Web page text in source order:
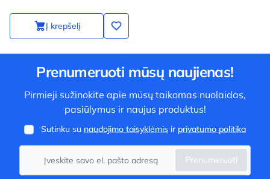
Į krepšelį
Prenumeruoti mūsų naujienas!
Pirmieji sužinokite apie mūsų taikomas nuolaidas,
pasiūlymus ir naujus produktus!
Sutinku su naudojimo taisyklėmis ir privatumo politika
Prenumeruoti